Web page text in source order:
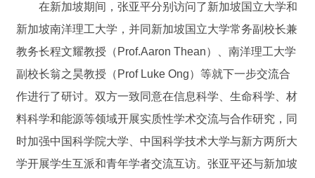
在新加坡期间，张亚平分别访问了新加坡国立大学和
新加坡南洋理工大学，并同新加坡国立大学常务副校长兼
教务长程文耀教授（Prof.Aaron Thean）、南洋理工大学
副校长翁之昊教授（Prof Luke Ong）等就下一步交流合
作进行了研讨。双方一致同意在信息科学、生命科学、材
料科学和能源等领域开展实质性学术交流与合作研究，同
时加强中国科学院大学、中国科学技术大学与新方两所大
学开展学生互派和青年学者交流互访。张亚平还与新加坡